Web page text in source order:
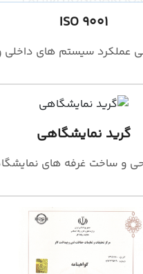
ISO 9001
عملکرد سیستم های داخلی
گرید نمایشگاهی
و ساخت غرفه های